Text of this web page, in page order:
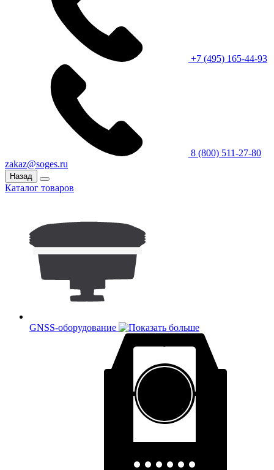
+7 (495) 165-44-93
8 (800) 511-27-80
zakaz@soges.ru
Назад
Каталог товаров
GNSS-оборудование